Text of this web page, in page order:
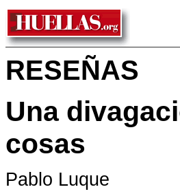
RESEÑAS
Una
cosas
Pablo Luque